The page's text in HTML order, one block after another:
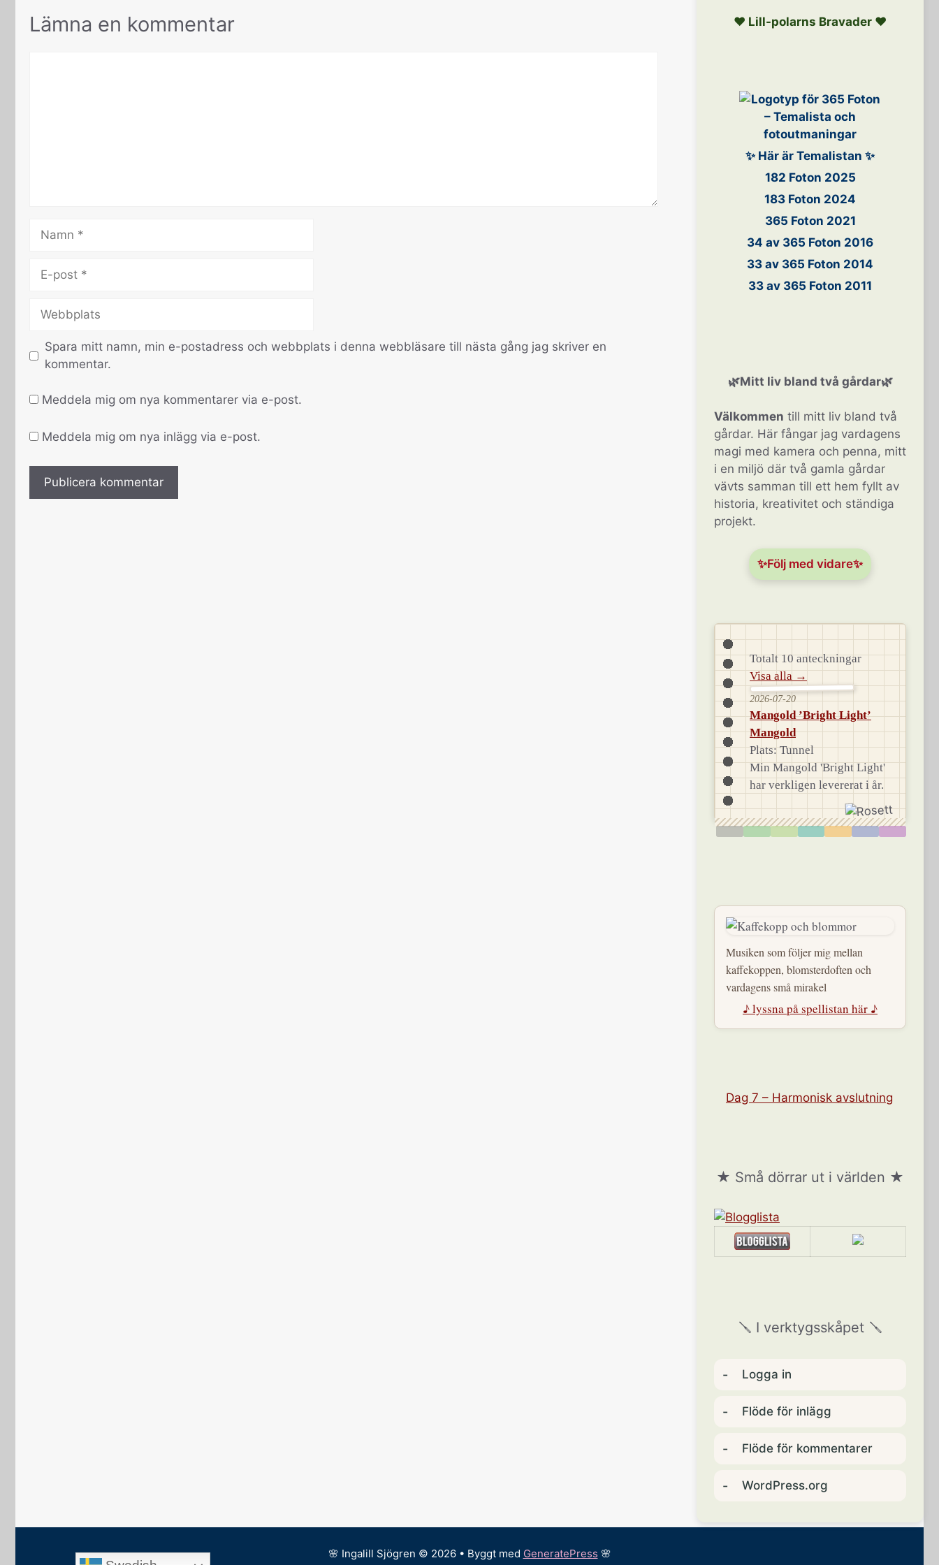
Lämna en kommentar
Namn
Webbplats
Spara mitt namn, min e-postadress och webbplats i denna webbläsare till nästa gång jag skriver en
kommentar.
Meddela mig om nya kommentarer via e-post.
Meddela mig om nya inlägg via e-post.
❤️ Lill-polarns Bravader ❤️
✨ Här är Temalistan ✨
182 Foton 2025
183 Foton 2024
365 Foton 2021
34 av 365 Foton 2016
33 av 365 Foton 2014
33 av 365 Foton 2011
🌿Mitt liv bland två gårdar🌿
Välkommen till mitt liv bland två
gårdar. Här fångar jag vardagens
magi med kamera och penna, mitt
i en miljö där två gamla gårdar
vävts samman till ett hem fyllt av
historia, kreativitet och ständiga
projekt.
✨Följ med vidare✨
Totalt 10 anteckningar
Visa alla →
2026-07-20
Mangold ’Bright Light’
Mangold
Plats: Tunnel
Min Mangold 'Bright Light'
har verkligen levererat i år.
Musiken som följer mig mellan
kaffekoppen, blomsterdoften och
vardagens små mirakel
♪ lyssna på spellistan här ♪
Dag 7 – Harmonisk avslutning
★ Små dörrar ut i världen ★
🪛 I verktygsskåpet 🪛
Logga in
Flöde för inlägg
Flöde för kommentarer
WordPress.org
🌸 Ingalill Sjögren © 2026 • Byggt med GeneratePress 🌸